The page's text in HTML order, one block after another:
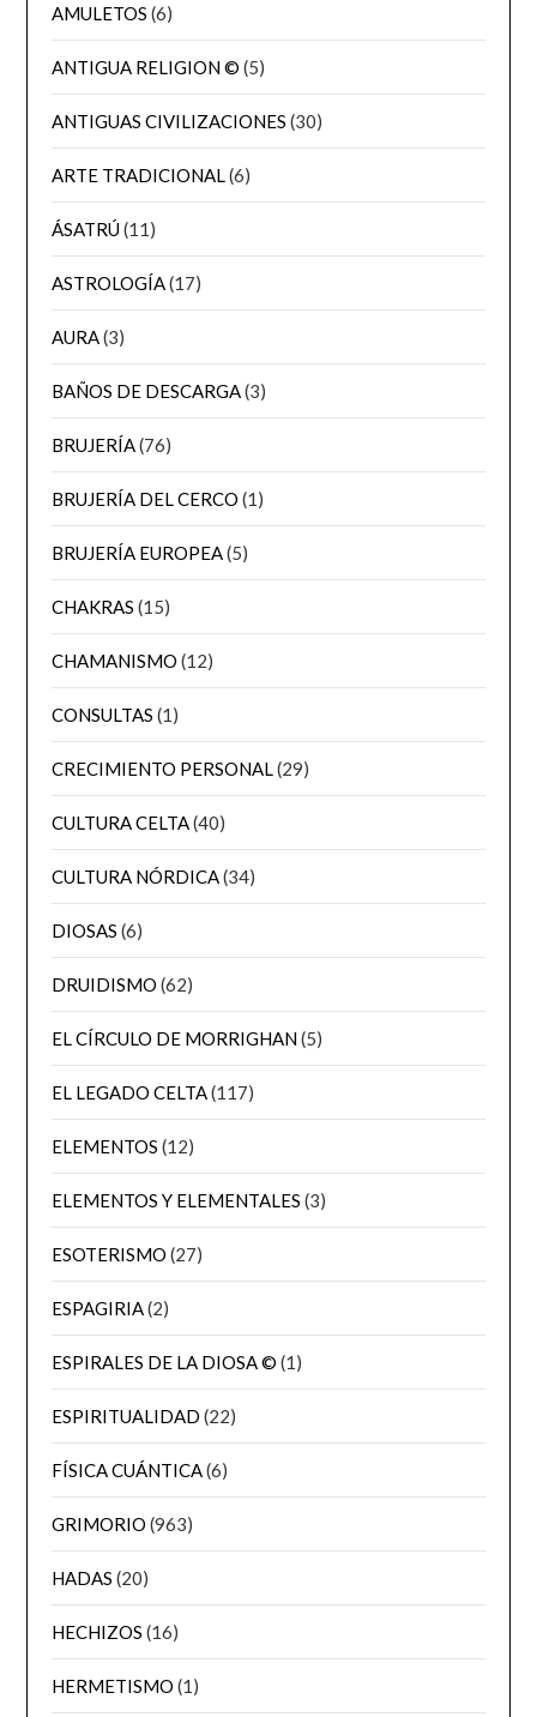
AMULETOS (6)
ANTIGUA RELIGION © (5)
ANTIGUAS CIVILIZACIONES (30)
ARTE TRADICIONAL(6)
ÁSATRÚ(11)
ASTROLOGÍA(17)
AURA(3)
BAÑOS DE DESCARGA(3)
BRUJERÍA(76)
BRUJERÍA DEL CERCO (1)
BRUJERÍA EUROPEA(5)
CHAKRAS (15)
CHAMANISMO (12)
CONSULTAS (1)
CRECIMIENTO PERSONAL(29)
CULTURA CELTA(40)
CULTURA NÓRDICA(34)
DIOSAS (6)
DRUIDISMO (62)
EL CÍRCULO DE MORRIGHAN(5)
EL LEGADO CELTA(117)
ELEMENTOS (12)
ELEMENTOS Y ELEMENTALES (3)
ESOTERISMO (27)
ESPAGIRIA(2)
ESPIRALES DE LA DIOSA © (1)
ESPIRITUALIDAD (22)
FÍSICA CUÁNTICA(6)
GRIMORIO (963)
HADAS (20)
HECHIZOS (16)
HERMETISMO (1)